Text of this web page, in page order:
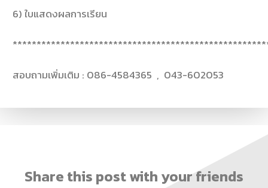
6) ใบแสดงผลการเรียน
สอบถามเพิ่มเติม : 086-4584365 , 043-602053
Share this post with your friends